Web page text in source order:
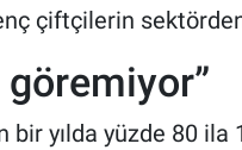
çiftçilerin
yılda yüzde 80 ila